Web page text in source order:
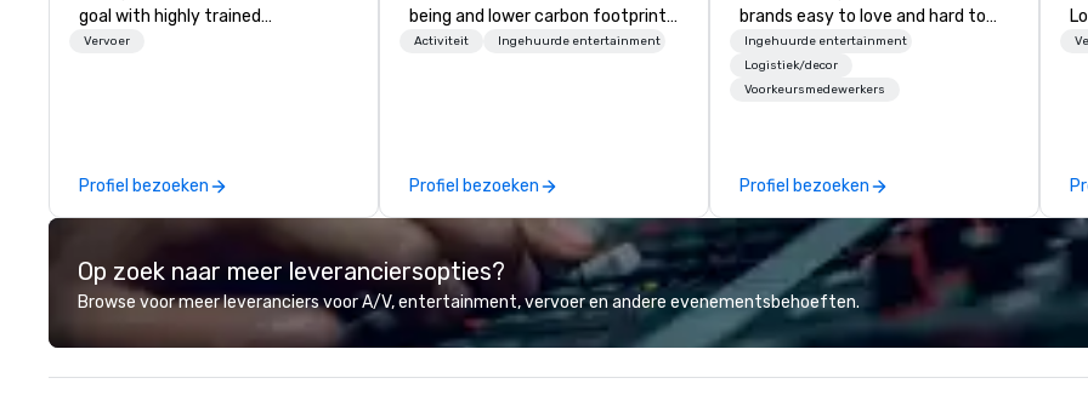
goal with highly trained
chauffeurs, the newest vehicles
perfectly maintained fleet of late
model luxury vehicles to the
professional team of chauffeurs
and support staff; you will know
Costa Limousine.
Vervoer
Profiel bezoeken
being and lower carbon footprints.
Explore the world on the run with
Activiteit Ingehuurde entertainment
Profiel bezoeken
brands easy to love and hard to
forget. Most companies already
know what makes them easy to
love; we help teams design
Ingehuurde entertainment
Logistiek/decor
Voorkeursmedewerkers
Profiel bezoeken
6
Op zoek naar meer leveranciersopties?
Browse voor meer leveranciers voor A/V, entertainment, vervoer en andere evenementsbehoeften.